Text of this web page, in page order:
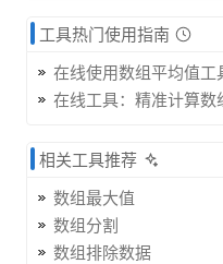
工具热门使用指南
在线使用数组平均值
在线工具：精准计算数
相关工具推荐
数组最大值
数组分割
数组排除数据